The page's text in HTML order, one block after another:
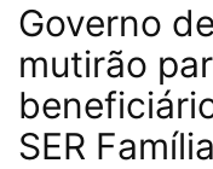
Governo
mutirão
SER Família